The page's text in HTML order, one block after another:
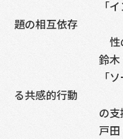
「インタラク
題の相互依存
性の研
鈴木 健嗣（
「ソーシャル
る共感的行動
の支援
戸田 智基（